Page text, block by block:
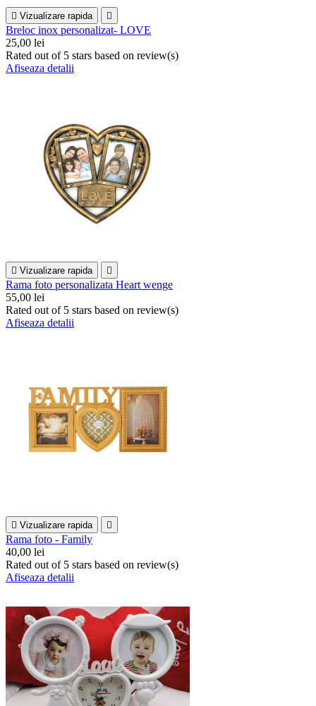
 Vizualizare rapida 
Breloc inox personalizat- LOVE
25,00 lei
Rated out of 5 stars based on review(s)
Afiseaza detalii
 Vizualizare rapida 
Rama foto personalizata Heart wenge
55,00 lei
Rated out of 5 stars based on review(s)
Afiseaza detalii
 Vizualizare rapida 
Rama foto - Family
40,00 lei
Rated out of 5 stars based on review(s)
Afiseaza detalii